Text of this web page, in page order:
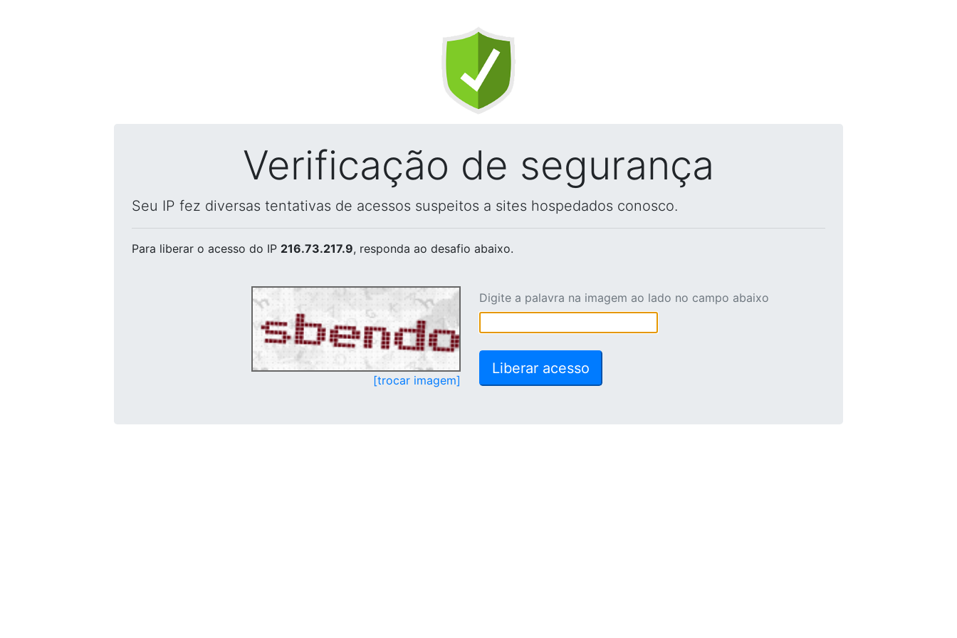
Verificação de segurança
Seu IP fez diversas tentativas de acessos suspeitos a sites hospedados conosco.
Para liberar o acesso do IP 216.73.217.9, responda ao desafio abaixo.
[trocar imagem]
Digite a palavra na imagem ao lado no campo abaixo